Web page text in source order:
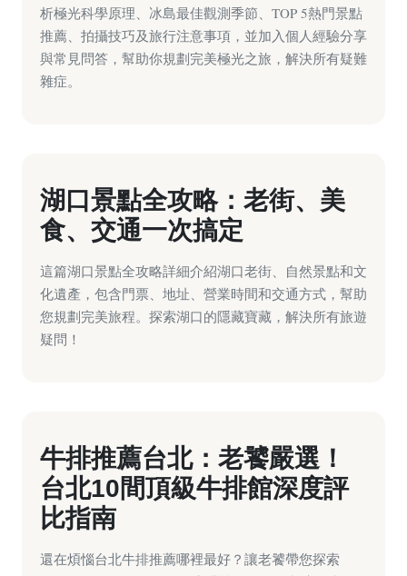
析極光科學原理、冰島最佳觀測季節、TOP 5熱門景點
推薦、拍攝技巧及旅行注意事項，並加入個人經驗分享
與常見問答，幫助你規劃完美極光之旅，解決所有疑難
雜症。
湖口景點全攻略：老街、美
食、交通一次搞定
這篇湖口景點全攻略詳細介紹湖口老街、自然景點和文
化遺產，包含門票、地址、營業時間和交通方式，幫助
您規劃完美旅程。探索湖口的隱藏寶藏，解決所有旅遊
疑問！
牛排推薦台北：老饕嚴選！
台北10間頂級牛排館深度評
比指南
還在煩惱台北牛排推薦哪裡最好？讓老饕帶您探索